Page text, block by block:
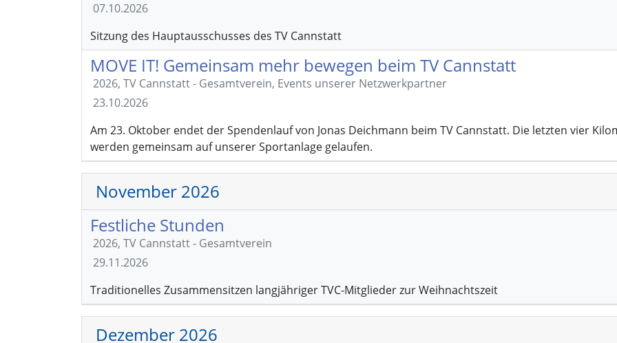
07.10.2026
Sitzung des Hauptausschusses des TV Cannstatt
MOVE IT! Gemeinsam mehr bewegen beim TV Cannstatt
2026, TV Cannstatt - Gesamtverein, Events unserer Netzwerkpartner
23.10.2026
Am 23. Oktober endet der Spendenlauf von Jonas Deichmann beim TV Cannstatt. Die letzten vier
werden gemeinsam auf unserer Sportanlage gelaufen.
November 2026
Festliche Stunden
2026, TV Cannstatt - Gesamtverein
29.11.2026
Traditionelles Zusammensitzen langjähriger TVC-Mitglieder zur Weihnachtszeit
Dezember 2026